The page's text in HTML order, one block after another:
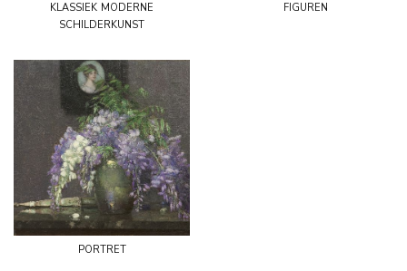
klassiek moderne
schilderkunst
figuren
portret